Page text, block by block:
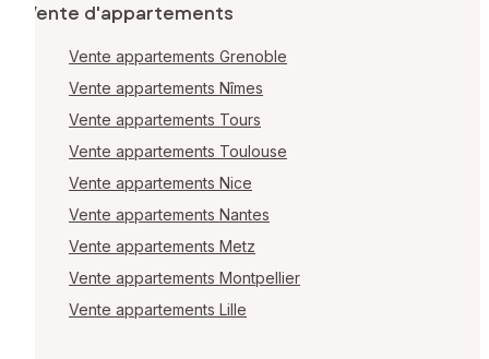
Vente d'appartements
Vente appartements Grenoble
Vente appartements Nîmes
Vente appartements Tours
Vente appartements Toulouse
Vente appartements Nice
Vente appartements Nantes
Vente appartements Metz
Vente appartements Montpellier
Vente appartements Lille